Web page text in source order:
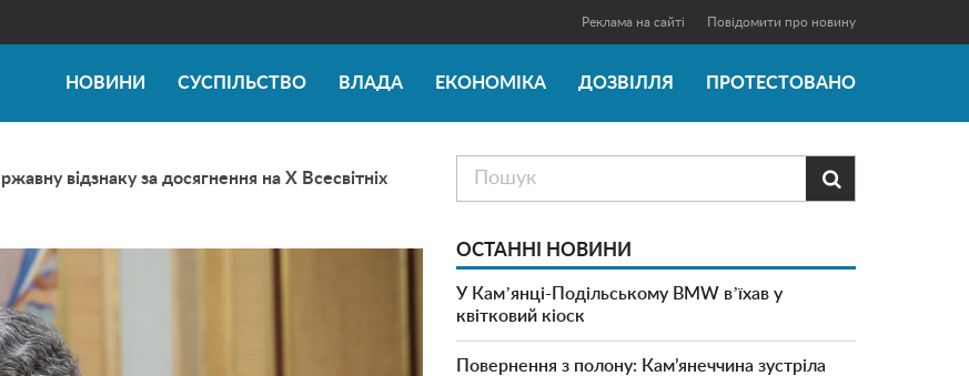
Реклама на сайті Повідомити про новину
НОВИНИ СУСПІЛЬСТВО ВЛАДА ЕКОНОМІКА ДОЗВІЛЛЯ ПРОТЕСТОВАНО
відзнаку за досягнення на X Всесвітніх

ОСТАННІ НОВИНИ
У Камʼянці-Подільському BMW вʼїхав у
квітковий кіоск
Повернення з полону: Кам’янеччина зустріла